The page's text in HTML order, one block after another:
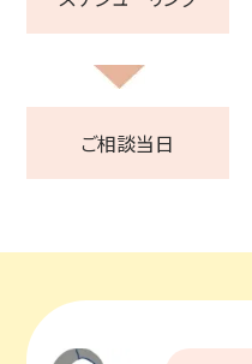
ご相談当日